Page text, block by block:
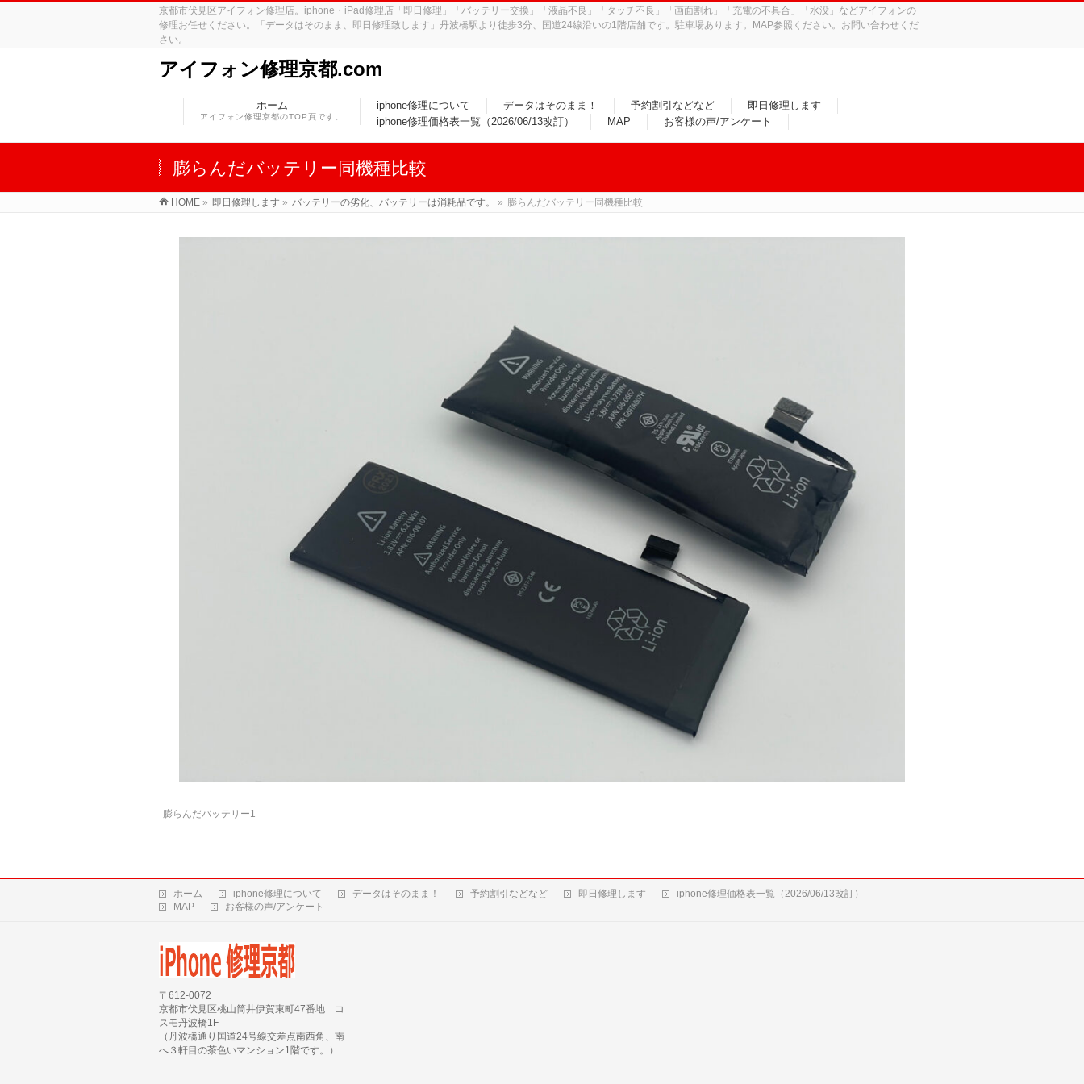
京都市伏見区アイフォン修理店。iphone・iPad修理店「即日修理」「バッテリー交換」「液晶不良」「タッチ不良」「画面割れ」「充電の不具合」「水没」などアイフォンの
修理お任せください。「データはそのまま、即日修理致します」丹波橋駅より徒歩3分、国道24線沿いの1階店舗です。駐車場あります。MAP参照ください。お問い合わせくだ
さい。
アイフォン修理京都.com
ホーム
アイフォン修理京都のTOP頁です。
iphone修理について データはそのまま！ 予約割引などなど
即日修理します
iphone修理価格表一覧（2026/06/13改訂）
MAP お客様の声/アンケート
膨らんだバッテリー同機種比較
HOME » 即日修理します » バッテリーの劣化、バッテリーは消耗品です。 » 膨らんだバッテリー同機種比較
膨らんだバッテリー1
ホーム iphone修理について データはそのまま！ 予約割引などなど 即日修理します
iphone修理価格表一覧（2026/06/13改訂）
MAP
お客様の声/アンケート
〒612-0072
京都市伏見区桃山筒井伊賀東町47番地 コ
スモ丹波橋1F
（丹波橋通り国道24号線交差点南西角、南
へ３軒目の茶色いマンション1階です。）